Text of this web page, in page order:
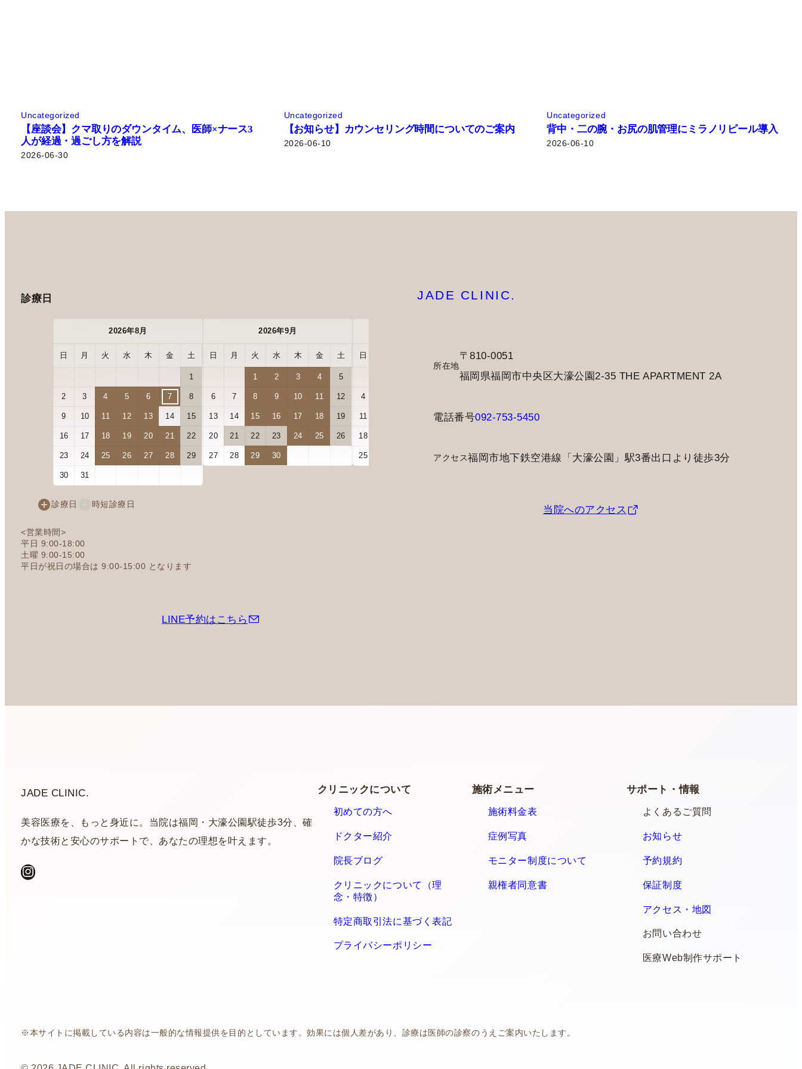
Uncategorized
【座談会】クマ取りのダウンタイム、医師×ナース3
人が経過・過ごし方を解説
2026-06-30
Uncategorized
【お知らせ】カウンセリング時間についてのご案内
2026-06-10
Uncategorized
背中・二の腕・お尻の肌管理にミラノリピール導入
2026-06-10
診療日
2026年8月
日 月 火 水 木 金 土
1
2 3 4 5 6 7 8
9 10 11 12 13 14 15
16 17 18 19 20 21 22
23 24 25 26 27 28 29
30 31
2026年9月
日 月 火 水 木 金 土
1 2 3 4 5
6 7 8 9 10 11 12
13 14 15 16 17 18 19
20 21 22 23 24 25 26
27 28 29 30
日 金 土
2 3
4
11 15 16 17
18
25 29 30 31
診療日 時短診療日
<営業時間>
平日 9:00-18:00
土曜 9:00-15:00
平日が祝日の場合は 9:00-15:00 となります
LINE予約はこちら
JADE CLINIC.
所在地
〒810-0051
福岡県福岡市中央区大濠公園2-35 THE APARTMENT 2A
電話番号092-753-5450
アクセス福岡市地下鉄空港線「大濠公園」駅3番出口より徒歩3分
当院へのアクセス
JADE CLINIC.
美容医療を、もっと身近に。当院は福岡・大濠公園駅徒歩3分、確
かな技術と安心のサポートで、あなたの理想を叶えます。
Instagram
クリニックについて
初めての方へ
ドクター紹介
院長ブログ
クリニックについて（理
念・特徴）
特定商取引法に基づく表記
プライバシーポリシー
施術メニュー
施術料金表
症例写真
モニター制度について
親権者同意書
サポート・情報
よくあるご質問
お知らせ
予約規約
保証制度
アクセス・地図
お問い合わせ
医療Web制作サポート
※本サイトに掲載している内容は一般的な情報提供を目的としています。効果には個人差があり、診療は医師の診察のうえご案内いたします。